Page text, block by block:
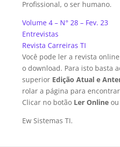
Profissional, o ser humano.
Volume 4 – N° 28 – Fev. 23
Entrevistas
Revista Carreiras TI
Você pode ler a revista
o download. Para isto basta
superior Edição Atual e
rolar a página para
Clicar no botão Ler Onlineou
Ew Sistemas TI.